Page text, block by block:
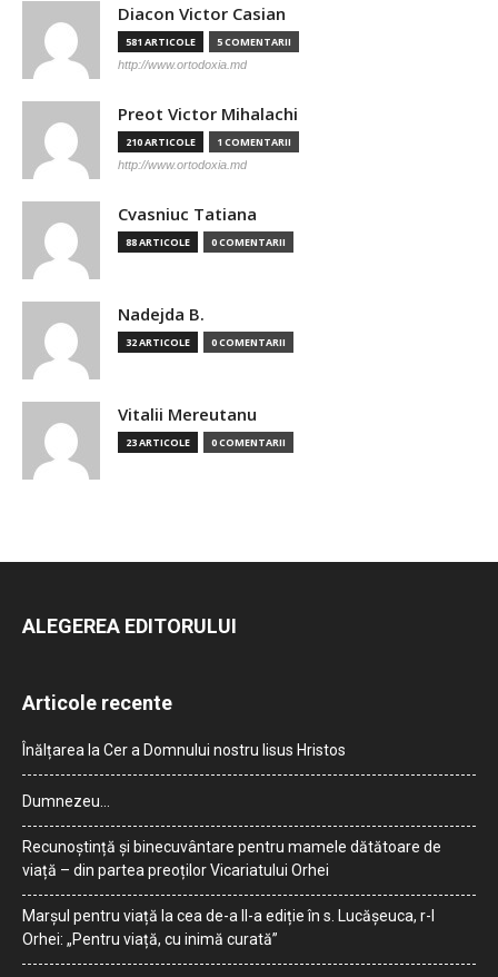
Diacon Victor Casian
581 ARTICOLE 5 COMENTARII
http://www.ortodoxia.md
Preot Victor Mihalachi
210 ARTICOLE 1 COMENTARII
http://www.ortodoxia.md
Cvasniuc Tatiana
88 ARTICOLE 0 COMENTARII
Nadejda B.
32 ARTICOLE 0 COMENTARII
Vitalii Mereutanu
23 ARTICOLE 0 COMENTARII
ALEGEREA EDITORULUI
Articole recente
Înălțarea la Cer a Domnului nostru Iisus Hristos
Dumnezeu…
Recunoștință și binecuvântare pentru mamele dătătoare de
viață – din partea preoților Vicariatului Orhei
Marșul pentru viață la cea de-a II-a ediție în s. Lucășeuca, r-l
Orhei: „Pentru viață, cu inimă curată”